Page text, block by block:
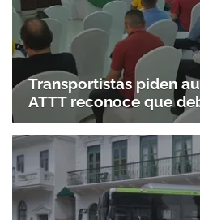
Transportistas piden
ATTT reconoce que